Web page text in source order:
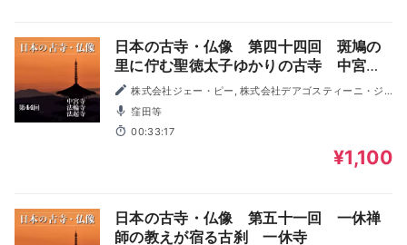
日本の古寺・仏像 第四十四回 斑鳩の
里に佇む聖徳太子ゆかりの古寺 中宮
寺・法輪寺・法起寺
株式会社ジェー・ピー, 株式会社デアゴスティーニ・ジ
ャパン
窪田等
00:33:17
¥1,100
日本の古寺・仏像 第五十一回 一休禅
師の教えが宿る古刹 一休寺